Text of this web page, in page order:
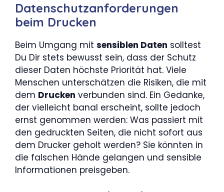
Datenschutzanforderungen
beim Drucken
Beim Umgang mit sensiblen Daten solltest
Du Dir stets bewusst sein, dass der Schutz
dieser Daten höchste Priorität hat. Viele
Menschen unterschätzen die Risiken, die mit
dem Drucken verbunden sind. Ein Gedanke,
der vielleicht banal erscheint, sollte jedoch
ernst genommen werden: Was passiert mit
den gedruckten Seiten, die nicht sofort aus
dem Drucker geholt werden? Sie könnten in
die falschen Hände gelangen und sensible
Informationen preisgeben.